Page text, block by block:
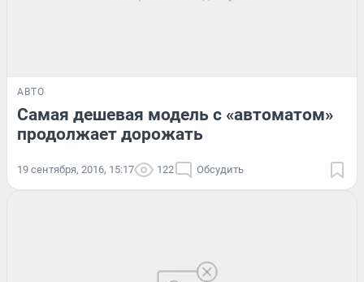
АВТО
Самая дешевая модель с «автоматом»
продолжает дорожать
19 сентября, 2016, 15:17 122 Обсудить